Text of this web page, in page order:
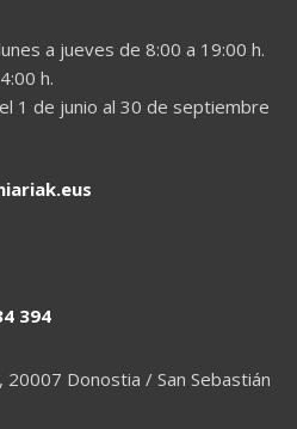
a jueves de 8:00 a 19:00 h.
h.
1 de junio al 30 de septiembre
394
20007 Donostia / San Sebastián